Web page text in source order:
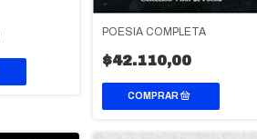
POESIA COMPLETA
$42.110,00